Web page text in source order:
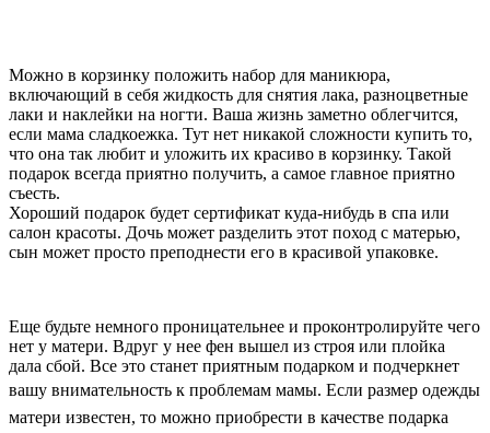
Можно в корзинку положить набор для маникюра,
включающий в себя жидкость для снятия лака, разноцветные
лаки и наклейки на ногти. Ваша жизнь заметно облегчится,
если мама сладкоежка. Тут нет никакой сложности купить то,
что она так любит и уложить их красиво в корзинку. Такой
подарок всегда приятно получить, а самое главное приятно
съесть.
Хороший подарок будет сертификат куда-нибудь в спа или
салон красоты. Дочь может разделить этот поход с матерью,
сын может просто преподнести его в красивой упаковке.
Еще будьте немного проницательнее и проконтролируйте чего
нет у матери. Вдруг у нее фен вышел из строя или плойка
дала сбой. Все это станет приятным подарком и подчеркнет
вашу внимательность к проблемам мамы. Если размер одежды
матери известен, то можно приобрести в качестве подарка